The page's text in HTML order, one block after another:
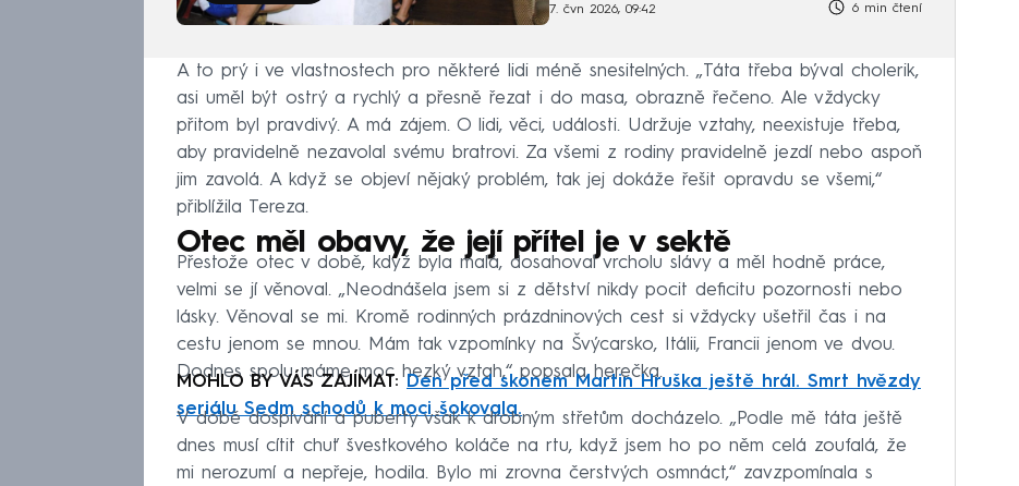
7. čvn 2026, 09:42 6 min čtení
A to prý i ve vlastnostech pro některé lidi méně snesitelných. „Táta třeba býval cholerik,
asi uměl být ostrý a rychlý a přesně řezat i do masa, obrazně řečeno. Ale vždycky
přitom byl pravdivý. A má zájem. O lidi, věci, události. Udržuje vztahy, neexistuje třeba,
aby pravidelně nezavolal svému bratrovi. Za všemi z rodiny pravidelně jezdí nebo aspoň
jim zavolá. A když se objeví nějaký problém, tak jej dokáže řešit opravdu se všemi,“
přiblížila Tereza.
Otec měl obavy, že její přítel je v sektě
Přestože otec v době, když byla malá, dosahoval vrcholu slávy a měl hodně práce,
velmi se jí věnoval. „Neodnášela jsem si z dětství nikdy pocit deficitu pozornosti nebo
lásky. Věnoval se mi. Kromě rodinných prázdninových cest si vždycky ušetřil čas i na
cestu jenom se mnou. Mám tak vzpomínky na Švýcarsko, Itálii, Francii jenom ve dvou.
Dodnes spolu máme moc hezký vztah,“ popsala herečka.
MOHLO BY VÁS ZAJÍMAT: Den před skonem Martin Hruška ještě hrál. Smrt hvězdy
seriálu Sedm schodů k moci šokovala.
V době dospívání a puberty však k drobným střetům docházelo. „Podle mě táta ještě
dnes musí cítit chuť švestkového koláče na rtu, když jsem ho po něm celá zoufalá, že
mi nerozumí a nepřeje, hodila. Bylo mi zrovna čerstvých osmnáct,“ zavzpomínala s